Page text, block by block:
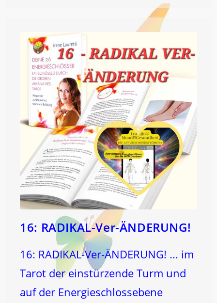
16: RADIKAL-Ver-ÄNDERUNG!
16: RADIKAL-Ver-ÄNDERUNG! ... im
Tarot der einstürzende Turm und
auf der Energieschlossebene